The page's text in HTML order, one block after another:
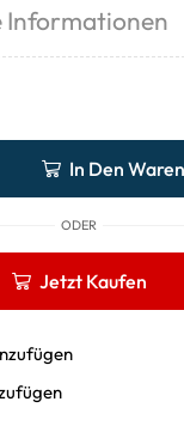
Informationen
In Den
ODER
Jetzt Kaufen